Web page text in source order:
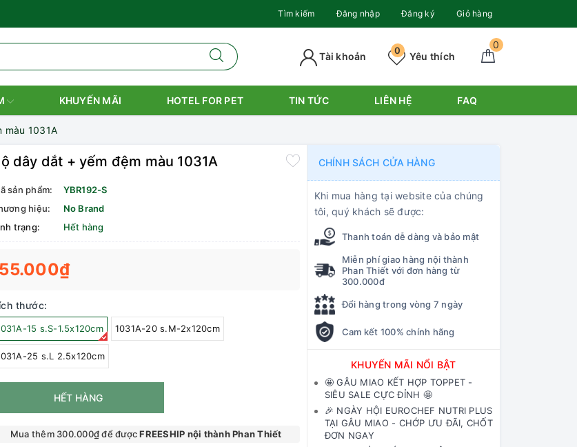
Tìm kiếm Đăng nhập Đăng ký Giỏ hàng
0
Yêu thích
0
Tài khoản
KHUYẾN MÃI HOTEL FOR PET TIN TỨC LIÊN HỆ FAQ
màu 1031A
dây dắt + yếm đệm màu 1031A
sản phẩm:
YBR192-S
hiệu:
No Brand
trạng:
Hết hàng
55.000₫
thước:
15 s.S-1.5x120cm 1031A-20 s.M-2x120cm
25 s.L 2.5x120cm
HẾT HÀNG
Mua thêm 300.000₫ để đượcFREESHIP nội thành Phan Thiết
CHÍNH SÁCH CỬA HÀNG
Khi mua hàng tại website của chúng
tôi, quý khách sẽ được:
Thanh toán dễ dàng và bảo mật
Miễn phí giao hàng nội thành
Phan Thiết với đơn hàng từ
300.000đ
Đổi hàng trong vòng 7 ngày
Cam kết 100% chính hãng
KHUYẾN MÃI NỔI BẬT
🤩 GÂU MIAO KẾT HỢP TOPPET -
SIÊU SALE CỰC ĐỈNH 🤩
🎉 NGÀY HỘI EUROCHEF NUTRI PLUS
TẠI GÂU MIAO - CHỚP ƯU ĐÃI, CHỐT
ĐƠN NGAY